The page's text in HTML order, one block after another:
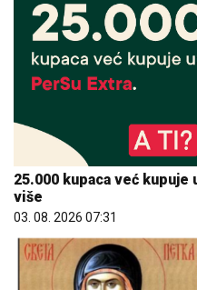
25.000 kupaca već kupuje
više
03. 08. 2026 07:31